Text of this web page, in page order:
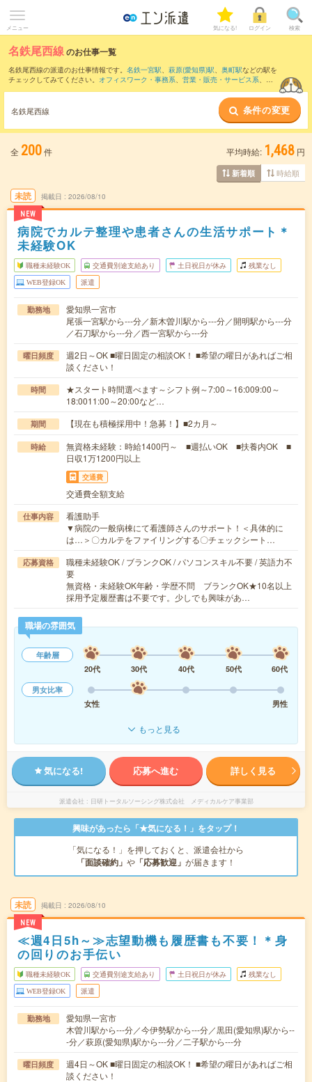
メニュー 気になる! ログイン 検索
名鉄尾西線のお仕事一覧
名鉄尾西線の派遣のお仕事情報です。 名鉄一宮駅、 萩原(愛知県)駅、 奥町駅などの駅を
チェックしてみてください。 オフィスワーク・事務系、 営業・販売・サービス系、 ク
名鉄尾西線 条件の変更
全 200件 平均時給: 1,468 円
新着順 時給順
未読
NEW
掲載日 2026/08/10
病院でカルテ整理や患者さんの生活サポート＊
未経験OK
職種未経験OK 交通費別途支給あり 土日祝日が休み 残業なし
WEB登録OK 派遣
勤務地
愛知県一宮市
尾張一宮駅から---分／新木曽川駅から---分／開明駅から---分
／石刀駅から---分／西一宮駅から---分
曜日頻度
週2日～OK ■曜日固定の相談OK！ ■希望の曜日があればご相
談ください！
時間
★スタート時間選べます～シフト例～7:00～16:009:00～
18:0011:00～20:00など…
期間 【現在も積極採用中！急募！】■2カ月～
時給
無資格未経験：時給1400円～ ■週払いOK ■扶養内OK ■
日収1万1200円以上
交通費
交通費全額支給
仕事内容
看護助手
▼病院の一般病棟にて看護師さんのサポート！＜具体的に
は…＞〇カルテをファイリングする〇チェックシート…
応募資格
職種未経験OK / ブランクOK / パソコンスキル不要 / 英語力不
要
無資格・未経験OK年齢・学歴不問 ブランクOK★10名以上
採用予定履歴書は不要です。少しでも興味があ…
職場の雰囲気
年齢層
20代
30代 40代 50代
60代
男女比率
女性
男性
もっと見る
気になる! 応募へ進む 詳しく見る
派遣会社 日研トータルソーシング株式会社 メディカルケア事業部
興味があったら「★気になる！」をタップ！
「気になる！」を押しておくと、派遣会社から
「面談確約」 や 「応募歓迎」 が届きます！
未読
NEW
掲載日 2026/08/10
≪週4日5h～≫志望動機も履歴書も不要！＊身
の回りのお手伝い
職種未経験OK 交通費別途支給あり 土日祝日が休み 残業なし
WEB登録OK 派遣
勤務地
愛知県一宮市
木曽川駅から---分／今伊勢駅から---分／黒田(愛知県)駅から--
-分／萩原(愛知県)駅から---分／二子駅から---分
曜日頻度
週4日～OK ■曜日固定の相談OK！ ■希望の曜日があればご相
談ください！